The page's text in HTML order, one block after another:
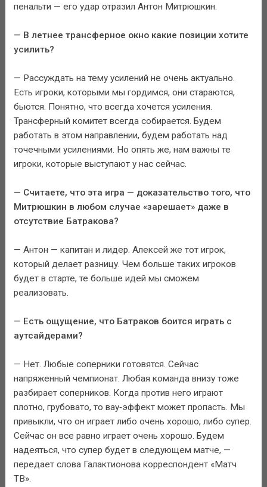
пенальти — его удар отразил Антон Митрюшкин.
— В летнее трансферное окно какие позиции хотите
усилить?
— Рассуждать на тему усилений не очень актуально.
Есть игроки, которыми мы гордимся, они стараются,
бьются. Понятно, что всегда хочется усиления.
Трансферный комитет всегда собирается. Будем
работать в этом направлении, будем работать над
точечными усилениями. Но опять же, нам важны те
игроки, которые выступают у нас сейчас.
— Считаете, что эта игра — доказательство того, что
Митрюшкин в любом случае «зарешает» даже в
отсутствие Батракова?
— Антон — капитан и лидер. Алексей же тот игрок,
который делает разницу. Чем больше таких игроков
будет в старте, те больше идей мы сможем
реализовать.
— Есть ощущение, что Батраков боится играть с
аутсайдерами?
— Нет. Любые соперники готовятся. Сейчас
напряженный чемпионат. Любая команда внизу тоже
разбирает соперников. Когда против него играют
плотно, грубовато, то вау‑эффект может пропасть. Мы
привыкли, что он играет либо очень хорошо, либо супер.
Сейчас он все равно играет очень хорошо. Будем
надеяться, что супер будет в следующем матче, —
передает слова Галактионова корреспондент «Матч
ТВ».